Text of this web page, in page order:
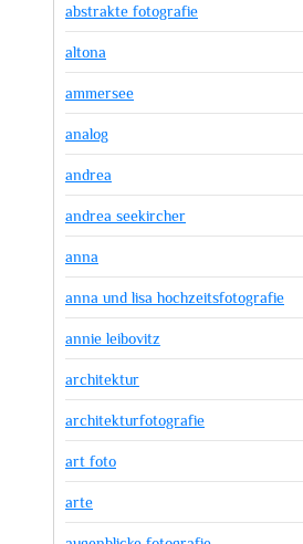
abstrakte fotografie
altona
ammersee
analog
andrea
andrea seekircher
anna
anna und lisa hochzeitsfotografie
annie leibovitz
architektur
architekturfotografie
art foto
arte